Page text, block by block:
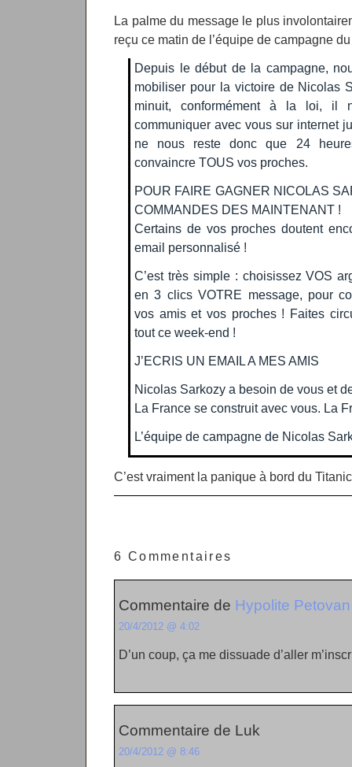
La palme du message le plus
reçu ce matin de l’équipe de campagne
Depuis le début de la campagne,
mobiliser pour la victoire de Nicolas
minuit, conformément à la loi, il
communiquer avec vous sur internet
ne nous reste donc que 24
convaincre TOUS vos proches.
POUR FAIRE GAGNER NICOLAS
COMMANDES DES MAINTENANT !
Certains de vos proches doutent
email personnalisé !
C’est très simple : choisissez VOS
en 3 clics VOTRE message, pour
vos amis et vos proches ! Faites
tout ce week-end !
J’ECRIS UN EMAIL A MES AMIS
Nicolas Sarkozy a besoin de vous et
La France se construit avec vous. La
L’équipe de campagne de Nicolas
C’est vraiment la panique à bord du
6 Commentaires
Commentaire de Hypolite Petovan
20/4/2012 @ 4:02
D’un coup, ça me dissuade d’aller
Commentaire de Luk
20/4/2012 @ 8:46